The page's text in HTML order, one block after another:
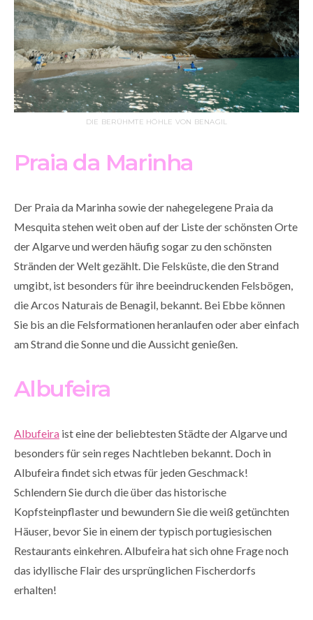
DIE BERÜHMTE HÖHLE VON BENAGIL
Praia da Marinha
Der Praia da Marinha sowie der nahegelegene Praia da
Mesquita stehen weit oben auf der Liste der schönsten Orte
der Algarve und werden häufig sogar zu den schönsten
Stränden der Welt gezählt. Die Felsküste, die den Strand
umgibt, ist besonders für ihre beeindruckenden Felsbögen,
die Arcos Naturais de Benagil, bekannt. Bei Ebbe können
Sie bis an die Felsformationen heranlaufen oder aber einfach
am Strand die Sonne und die Aussicht genießen.
Albufeira
Albufeira ist eine der beliebtesten Städte der Algarve und
besonders für sein reges Nachtleben bekannt. Doch in
Albufeira findet sich etwas für jeden Geschmack!
Schlendern Sie durch die über das historische
Kopfsteinpflaster und bewundern Sie die weiß getünchten
Häuser, bevor Sie in einem der typisch portugiesischen
Restaurants einkehren. Albufeira hat sich ohne Frage noch
das idyllische Flair des ursprünglichen Fischerdorfs
erhalten!